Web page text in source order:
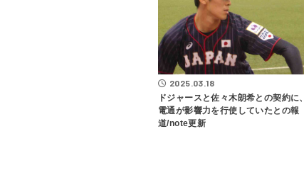
2025.03.18
ドジャースと佐々木朗希との契約に、
電通が影響力を行使していたとの報
道/note更新